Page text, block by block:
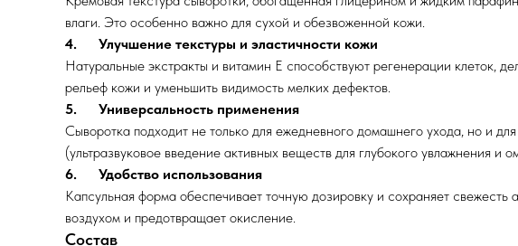
влаги. Это особенно важно для сухой и обезвоженной кожи.
4. Улучшение текстуры и эластичности кожи
Натуральные экстракты и витамин Е способствуют регенерации клеток,
рельеф кожи и уменьшить видимость мелких дефектов.
5. Универсальность применения
Сыворотка подходит не только для ежедневного домашнего ухода, но и
(ультразвуковое введение активных веществ для глубокого увлажнения и
6. Удобство использования
Капсульная форма обеспечивает точную дозировку и сохраняет
воздухом и предотвращает окисление.
Состав